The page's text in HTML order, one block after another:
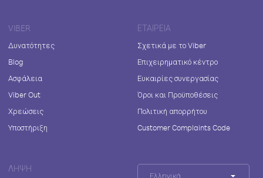
VIBER
Δυνατότητες
Blog
Ασφάλεια
Viber Out
Χρεώσεις
Υποστήριξη
ΕΤΑΙΡΕΊΑ
Σχετικά με το Viber
Επιχειρηματικό κέντρο
Ευκαιρίες συνεργασίας
Όροι και Προϋποθέσεις
Πολιτική απορρήτου
Customer Complaints Code
ΛΉΨΗ
Ελληνικά